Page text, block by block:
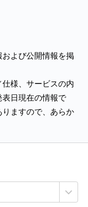
よび公開情報を掲
様、サービスの内
日現在の情報で
ますので、あらか